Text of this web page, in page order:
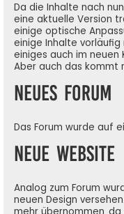
Da die Inhalte nach
eine aktuelle Version
einige optische
einige Inhalte
einiges auch im neuen
Aber auch das kommt
Neues Forum
Das Forum wurde auf
Neue Website
Analog zum Forum
neuen Design